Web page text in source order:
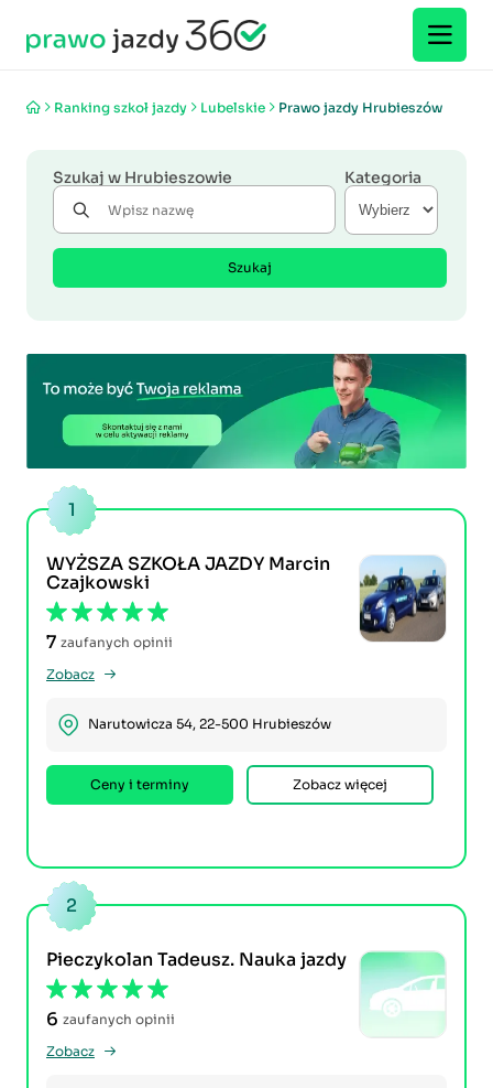
Ranking szkoł jazdy Lubelskie Prawo jazdy Hrubieszów
Szukaj w Hrubieszowie Kategoria
Szukaj
1
WYŻSZA SZKOŁA JAZDY Marcin
Czajkowski
7 zaufanych opinii
Zobacz
Narutowicza 54, 22-500 Hrubieszów
Ceny i terminy Zobacz więcej
2
Pieczykolan Tadeusz. Nauka jazdy
6 zaufanych opinii
Zobacz